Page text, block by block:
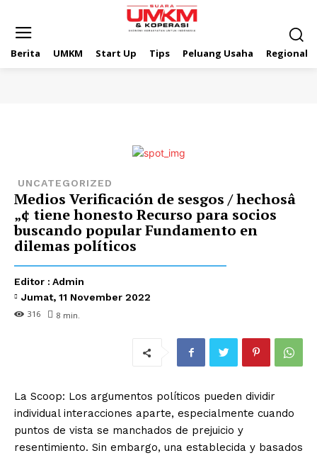
Berita UMKM Start Up Tips Peluang Usaha Regional
UNCATEGORIZED
Medios Verificación de sesgos / hechosâ
„¢ tiene honesto Recurso para socios
buscando popular Fundamento en
dilemas políticos
Editor : Admin
Jumat, 11 November 2022
316 8 min.
La Scoop: Los argumentos políticos pueden dividir
individual interacciones aparte, especialmente cuando
puntos de vista se manchados de prejuicio y
resentimiento. Sin embargo, una establecida y basados